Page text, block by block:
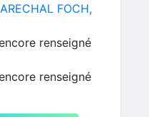
FOCH,
renseigné
renseigné